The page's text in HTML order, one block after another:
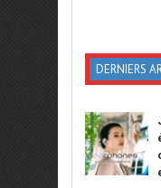
DERNIERS